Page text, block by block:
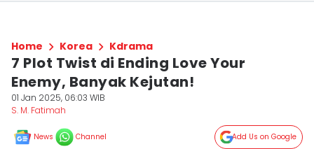
Home Korea Kdrama
7 Plot Twist di Ending Love Your
Enemy, Banyak Kejutan!
01 Jan 2025, 06:03 WIB
S. M. Fatimah
News Channel Add Us on Google